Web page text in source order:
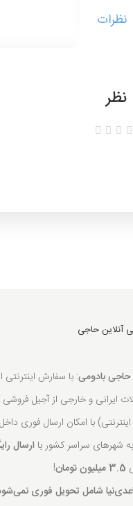
نظرات
نظر
بادومی: با سفارش اینترنتی
ایرانی و خارجی از آجیل فروشی
با امکان ارسال فوری
شهرهای سراسر کشور با ارسال
3.5 میلیون تومان
!
شامل تحویل فوری